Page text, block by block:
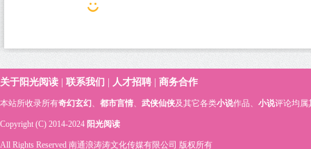
关于阳光阅读 联系我们 人才招聘 商务合作
本站所收录所有奇幻玄幻 、 都市言情、 武侠仙侠及其它各类小说作品、 小说评论均属
Copyright (C) 2014-2024 阳光阅读
All Rights Reserved 南通浪涛涛文化传媒有限公司 版权所有